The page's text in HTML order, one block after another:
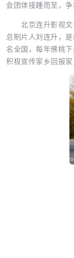
会团体接踵而至，
北京连升影视文
总制片人刘连升，
名全国，每年佛桃
积极宣传家乡回报家